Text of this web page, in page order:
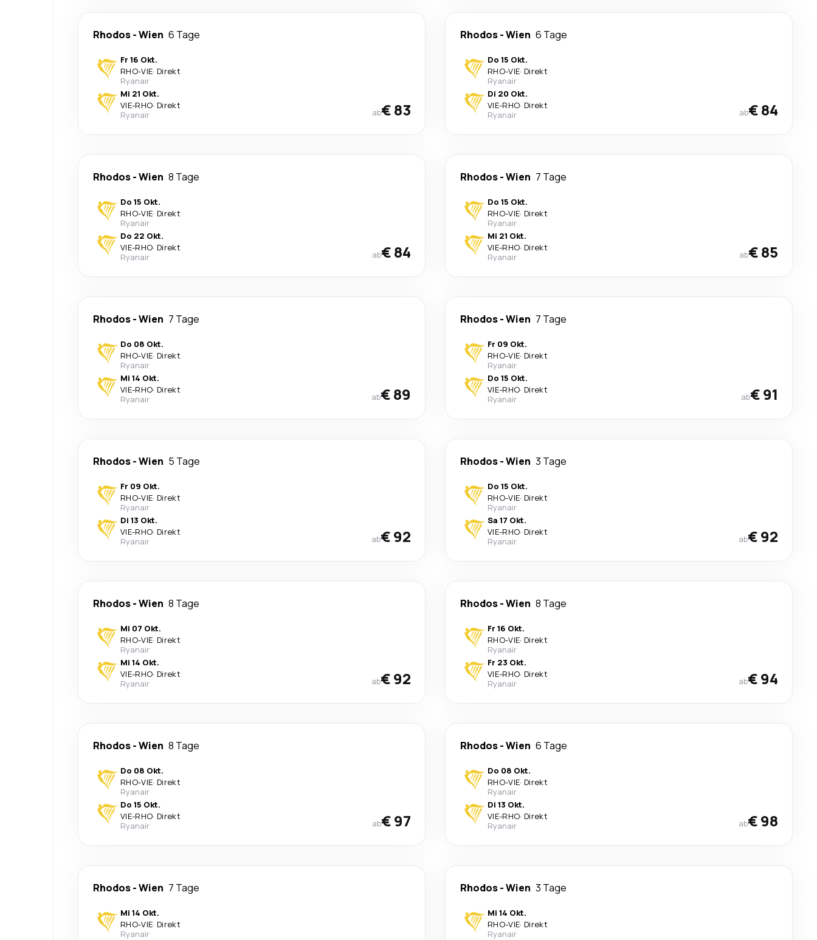
Rhodos-Wien 6 Tage
Fr 16 Okt.
RHO-VIE· Direkt
Ryanair
Mi 21 Okt.
VIE-RHO· Direkt
Ryanair
ab€ 83
Rhodos-Wien 6 Tage
Do 15 Okt.
RHO-VIE· Direkt
Ryanair
Di 20 Okt.
VIE-RHO· Direkt
Ryanair
ab€ 84
Rhodos-Wien 8 Tage
Do 15 Okt.
RHO-VIE· Direkt
Ryanair
Do 22 Okt.
VIE-RHO· Direkt
Ryanair
ab€ 84
Rhodos-Wien 7 Tage
Do 15 Okt.
RHO-VIE· Direkt
Ryanair
Mi 21 Okt.
VIE-RHO· Direkt
Ryanair
ab€ 85
Rhodos-Wien 7 Tage
Do 08 Okt.
RHO-VIE· Direkt
Ryanair
Mi 14 Okt.
VIE-RHO· Direkt
Ryanair
ab€ 89
Rhodos-Wien 7 Tage
Fr 09 Okt.
RHO-VIE· Direkt
Ryanair
Do 15 Okt.
VIE-RHO· Direkt
Ryanair
ab€ 91
Rhodos-Wien 5 Tage
Fr 09 Okt.
RHO-VIE· Direkt
Ryanair
Di 13 Okt.
VIE-RHO· Direkt
Ryanair
ab€ 92
Rhodos-Wien 3 Tage
Do 15 Okt.
RHO-VIE· Direkt
Ryanair
Sa 17 Okt.
VIE-RHO· Direkt
Ryanair
ab€ 92
Rhodos-Wien 8 Tage
Mi 07 Okt.
RHO-VIE· Direkt
Ryanair
Mi 14 Okt.
VIE-RHO· Direkt
Ryanair
ab€ 92
Rhodos-Wien 8 Tage
Fr 16 Okt.
RHO-VIE· Direkt
Ryanair
Fr 23 Okt.
VIE-RHO· Direkt
Ryanair
ab€ 94
Rhodos-Wien 8 Tage
Do 08 Okt.
RHO-VIE· Direkt
Ryanair
Do 15 Okt.
VIE-RHO· Direkt
Ryanair
ab€ 97
Rhodos-Wien 6 Tage
Do 08 Okt.
RHO-VIE· Direkt
Ryanair
Di 13 Okt.
VIE-RHO· Direkt
Ryanair
ab€ 98
Rhodos-Wien 7 Tage
Mi 14 Okt.
RHO-VIE· Direkt
Ryanair
Rhodos-Wien 3 Tage
Mi 14 Okt.
RHO-VIE· Direkt
Ryanair